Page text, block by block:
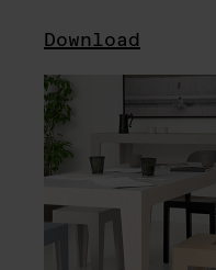
Download